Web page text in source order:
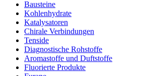
Bausteine
Kohlenhydrate
Katalysatoren
Chirale Verbindungen
Tenside
Diagnostische Rohstoffe
Aromastoffe und Duftstoffe
Fluorierte Produkte